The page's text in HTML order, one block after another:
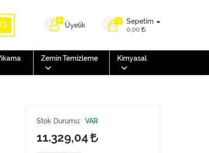
0 Sepetim
0,00
Üyelik
Zemin Temizleme Kimyasal
Stok Durumu: VAR
11.329,04